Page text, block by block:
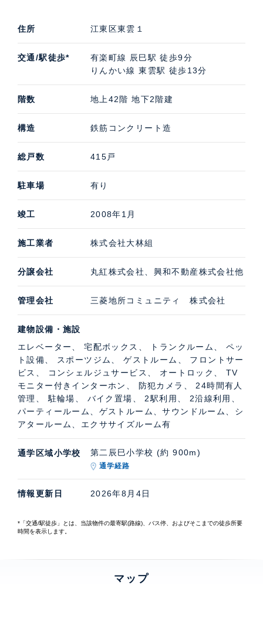
住所 江東区東雲１
交通/駅徒歩*
有楽町線 辰巳駅 徒歩9分
りんかい線 東雲駅 徒歩13分
階数 地上42階 地下2階建
構造 鉄筋コンクリート造
総戸数 415戸
駐車場 有り
竣工 2008年1月
施工業者 株式会社大林組
分譲会社 丸紅株式会社、興和不動産株式会社他
管理会社 三菱地所コミュニティ 株式会社
建物設備・施設
エレベーター、 宅配ボックス、 トランクルーム、 ペッ
ト設備、 スポーツジム、 ゲストルーム、 フロントサー
ビス、 コンシェルジュサービス、 オートロック、 TV
モニター付きインターホン、 防犯カメラ、 24時間有人
管理、 駐輪場、 バイク置場、 2駅利用、 2沿線利用、
パーティールーム、ゲストルーム、サウンドルーム、シ
アタールーム、エクササイズルーム有
通学区域小学校 第二辰巳小学校 (約 900m)
通学経路
情報更新日 2026年8月4日
*「交通/駅徒歩」とは、当該物件の最寄駅(路線)、バス停、およびそこまでの徒歩所要
時間を表示します。
マップ